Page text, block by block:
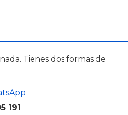
Tienes dos formas de
191